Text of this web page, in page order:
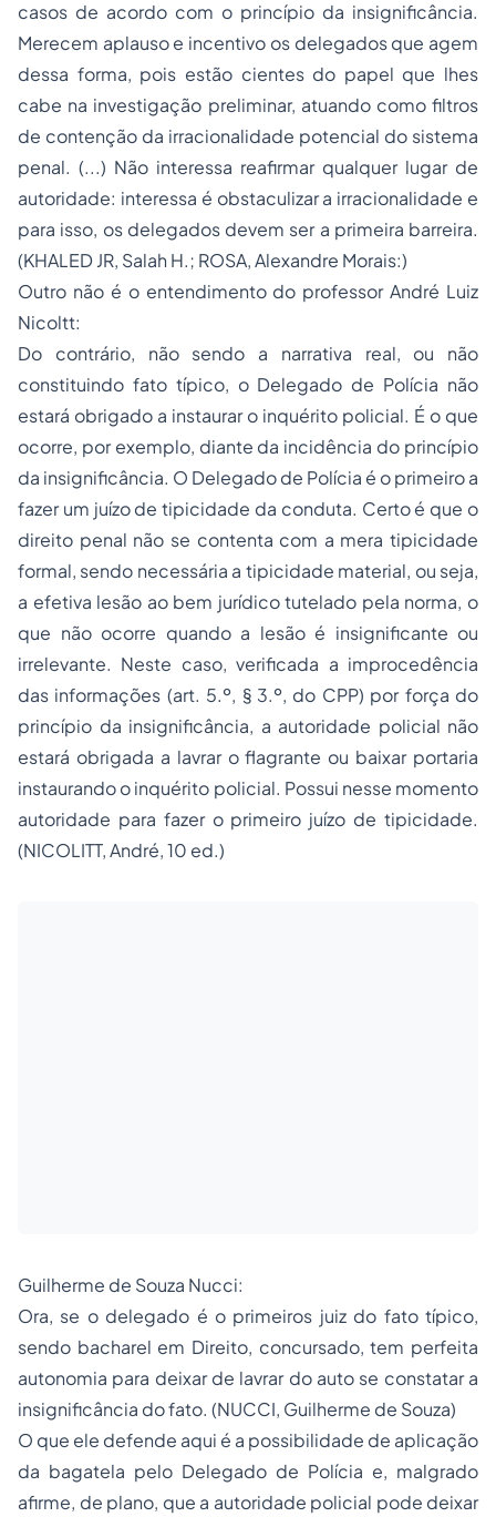
casos de acordo com o princípio da insignificância.
Merecem aplauso e incentivo os delegados que agem
dessa forma, pois estão cientes do papel que lhes
cabe na investigação preliminar, atuando como filtros
de contenção da irracionalidade potencial do sistema
penal. (...) Não interessa reafirmar qualquer lugar de
autoridade: interessa é obstaculizar a irracionalidade e
para isso, os delegados devem ser a primeira barreira.
(KHALED JR, Salah H.; ROSA, Alexandre Morais:)
Outro não é o entendimento do professor André Luiz
Nicoltt:
Do contrário, não sendo a narrativa real, ou não
constituindo fato típico, o Delegado de Polícia não
estará obrigado a instaurar o inquérito policial. É o que
ocorre, por exemplo, diante da incidência do princípio
da insignificância. O Delegado de Polícia é o primeiro a
fazer um juízo de tipicidade da conduta. Certo é que o
direito penal não se contenta com a mera tipicidade
formal, sendo necessária a tipicidade material, ou seja,
a efetiva lesão ao bem jurídico tutelado pela norma, o
que não ocorre quando a lesão é insignificante ou
irrelevante. Neste caso, verificada a improcedência
das informações (art. 5.º, § 3.º, do CPP) por força do
princípio da insignificância, a autoridade policial não
estará obrigada a lavrar o flagrante ou baixar portaria
instaurando o inquérito policial. Possui nesse momento
autoridade para fazer o primeiro juízo de tipicidade.
(NICOLITT, André, 10 ed.)
Guilherme de Souza Nucci:
Ora, se o delegado é o primeiros juizdo fato típico,
sendo bacharel em Direito, concursado, tem perfeita
autonomia para deixar de lavrar do auto se constatar a
insignificância do fato. (NUCCI, Guilherme de Souza)
O que ele defende aqui é a possibilidade de aplicação
da bagatela pelo Delegado de Polícia e, malgrado
afirme, de plano, que a autoridade policial pode deixar